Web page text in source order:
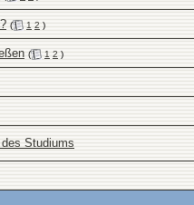
( 1 2 )
( 1 2 )
Studiums